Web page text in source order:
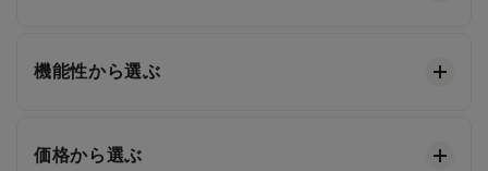
機能性から選ぶ
価格から選ぶ